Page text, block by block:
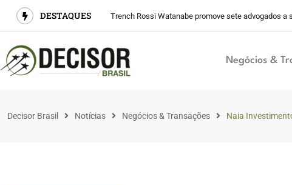
DESTAQUES Trench Rossi Watanabe promove sete advogados a
Negócios &
Decisor Brasil Notícias Negócios & Transações Naia